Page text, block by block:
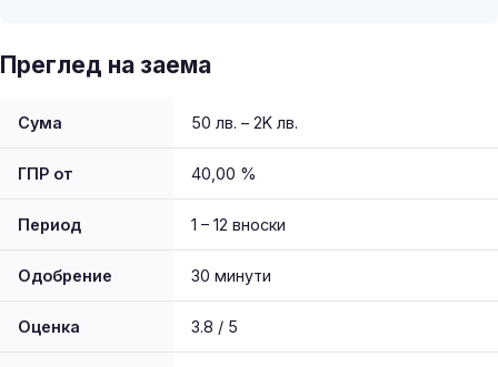
Преглед на заема
Сума 50 лв. – 2K лв.
ГПР от 40,00 %
Период 1 – 12 вноски
Одобрение 30 минути
Оценка 3.8 / 5